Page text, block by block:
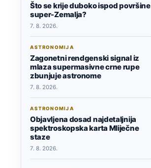
Što se krije duboko ispod površine
super-Zemalja?
7. 8. 2026.
ASTRONOMIJA
Zagonetni rendgenski signal iz
mlaza supermasivne crne rupe
zbunjuje astronome
7. 8. 2026.
ASTRONOMIJA
Objavljena dosad najdetaljnija
spektroskopska karta Mliječne
staze
7. 8. 2026.